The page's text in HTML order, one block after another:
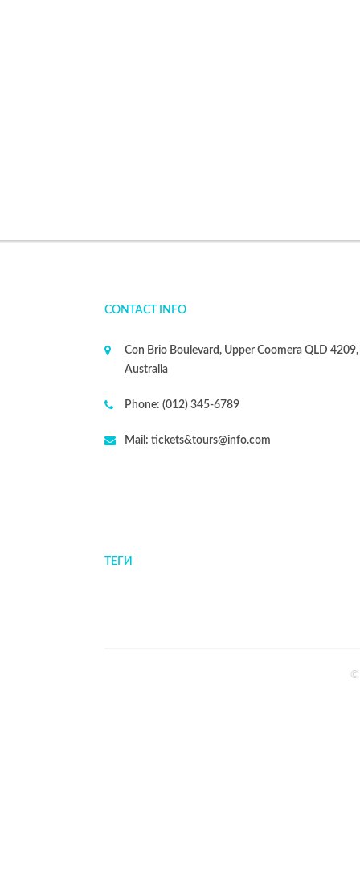
CONTACT INFO
Con Brio Boulevard, Upper Coomera QLD 4209,
Australia
Phone: (012) 345-6789
Mail: tickets&tours@info.com
ТЕГИ
©